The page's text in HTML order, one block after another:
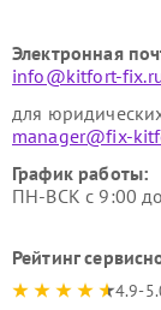
Электронная
info@kitfort-
для
manager@fix-
График работы:
ПН-ВСК с 9:00
Рейтинг
4.9-